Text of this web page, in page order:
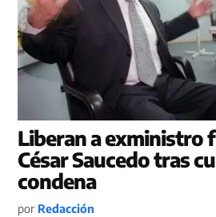
Liberan a exministro
César Saucedo tras
condena
por Redacción